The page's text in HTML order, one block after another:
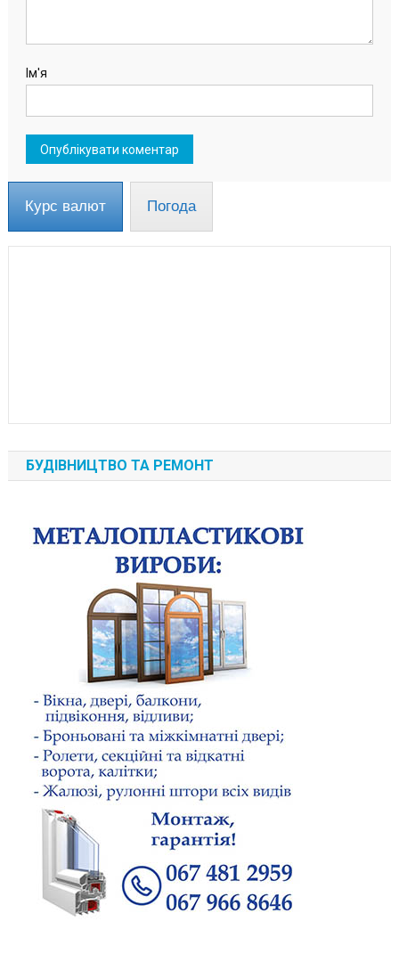
Ім'я
Курс валют Погода
БУДІВНИЦТВО ТА РЕМОНТ